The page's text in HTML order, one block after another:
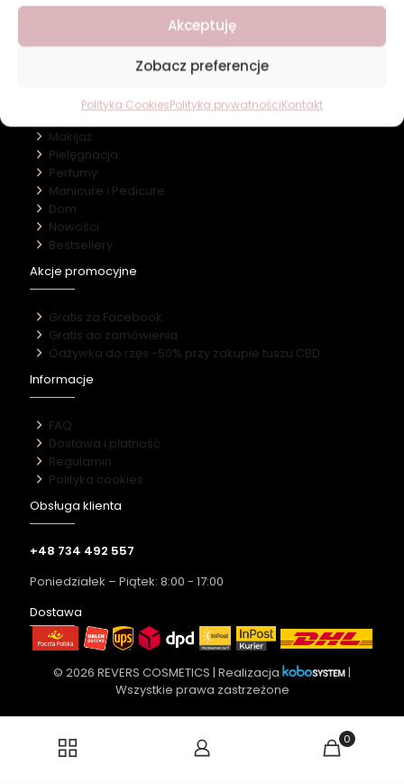
Akceptuję
Zobacz preferencje
Polityka CookiesPolityka prywatnościKontakt
Nasz marki
Makijaż
Pielęgnacja
Perfumy
Manicure i Pedicure
Dom
Nowości
Bestsellery
Akcje promocyjne
Gratis za Facebook
Gratis do zamówienia
Odżywka do rzęs -50% przy zakupie tuszu CBD
Informacje
FAQ
Dostawa i płatność
Regulamin
Polityka cookies
Obsługa klienta
+48 734 492 557
Poniedziałek – Piątek: 8:00 - 17:00
Dostawa
© 2026 REVERS COSMETICS | Realizacja
|
Wszystkie prawa zastrzeżone
0